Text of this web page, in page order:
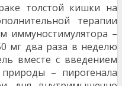
толстой кишки на
терапии
иммуностимулятора –
мг два раза в неделю
вместе с введением
– пирогенала